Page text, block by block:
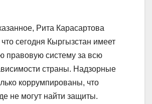
Рита Карасартова
сегодня Кыргызстан имеет
правовую систему за всю
страны. Надзорные
коррумпированы, что
не могут найти защиты.